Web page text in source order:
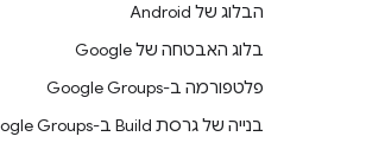
הבלוג של Android
בלוג האבטחה של Google
פלטפורמה ב-Google Groups
בנייה של גרסת Build ב-Google Groups